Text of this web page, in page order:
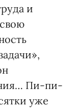
и
Пи-пи-
уже